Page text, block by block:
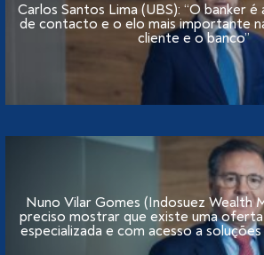
Carlos Santos Lima (UBS): “O banker é
de contacto e o elo mais importante
cliente e o banco”
Nuno Vilar Gomes (Indosuez Wealth
preciso mostrar que existe uma oferta
especializada e com acesso a
tradicional”